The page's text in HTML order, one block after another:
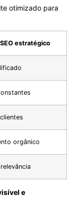
otimizado para
estratégico
orgânico
e